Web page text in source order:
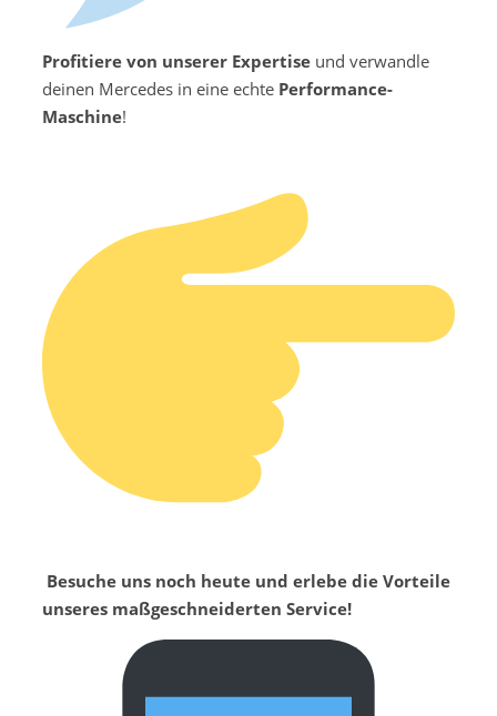
Profitiere von unserer Expertise und verwandle
deinen Mercedes in eine echte Performance-
Maschine!
Besuche uns noch heute und erlebe die Vorteile
unseres maßgeschneiderten Service!